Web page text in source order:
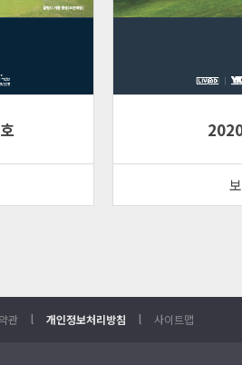
관 l 개인정보처리방침 l 사이트맵